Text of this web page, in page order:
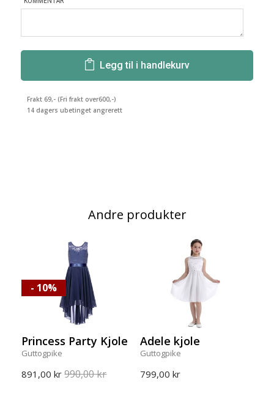
Legg til i handlekurv
Frakt 69,- (Fri frakt over600,-)
14 dagers ubetinget angrerett
Andre produkter
Princess Party Kjole
Guttogpike
891,00 kr 990,00 kr
- 10%
Adele kjole
Guttogpike
799,00 kr